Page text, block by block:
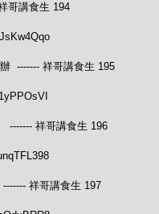
哥講食生 194
------- 祥哥講食生 195
------- 祥哥講食生 196
祥哥講食生 197